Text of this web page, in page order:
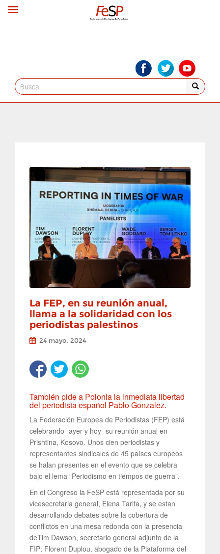
Search
for:
La FEP, en su reunión anual,
llama a la solidaridad con los
periodistas palestinos
24 mayo, 2024
También pide a Polonia la inmediata libertad
del periodista español Pablo Gonzalez.
La Federación Europea de Periodistas (FEP) está
celebrando -ayer y hoy- su reunión anual en
Prishtina, Kosovo. Unos cien periodistas y
representantes sindicales de 45 países europeos
se halan presentes en el evento que se celebra
bajo el lema “Periodismo en tiempos de guerra”.
En el Congreso la FeSP está representada por su
vicesecretaria general, Elena Tarifa, y se estan
desarrollando debates sobre la cobertura de
conflictos en una mesa redonda con la presencia
deTim Dawson, secretario general adjunto de la
FIP; Florent Duplou, abogado de la Plataforma del